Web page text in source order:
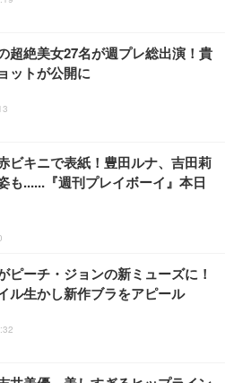
超絶美女27名が週プレ総出演！貴
ットが公開に
ビキニで表紙！豊田ルナ、吉田莉
も......『週刊プレイボーイ』本日
ピーチ・ジョンの新ミューズに！
ル生かし新作ブラをアピール